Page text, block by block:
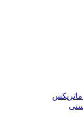
ماتریکس